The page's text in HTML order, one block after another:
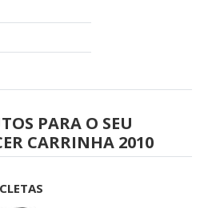
PARA O SEU
CARRINHA 2010